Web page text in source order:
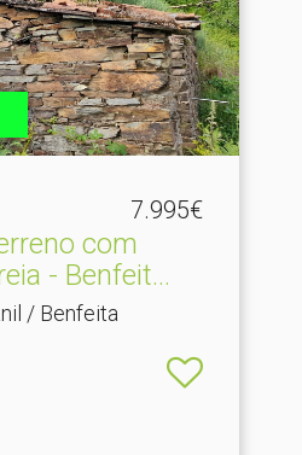
7.995€
com
- Benfeit.​..
/ Benfeita